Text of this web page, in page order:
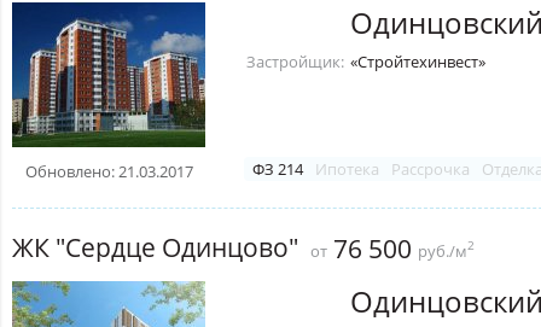
Обновлено: 21.03.2017
Застройщик: «Стройтехинвест»
ФЗ 214 Ипотека Рассрочка
ЖК "Сердце Одинцово" от 76 500 руб./м2